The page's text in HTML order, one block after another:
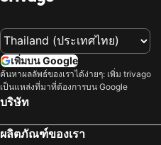
Holiday Inn Express Auckland City Centre By Ihg
The Shakespeare Hotel
La Quinta by Wyndham Parnell Auckland
Auckland Airport Inn
The Auckland Waterfront
พิพิธภัณฑ์ทางทะเลแห่งชาตินิวซีแลนด์
Spark Arena
Karangahape Road
Mt Eden
One Tree Hill
Ohauiti
เพิ่มบน Google
ค้นหาผลลัพธ์ของเราได้ง่ายๆ: เพิ่ม trivago
เป็นแหล่งที่มาที่ต้องการบน Google
บริษัท
ผลิตภัณฑ์ของเรา